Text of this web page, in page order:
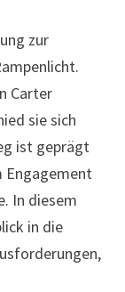
zur
Carter
sie sich
ist geprägt
Engagement
In diesem
in die